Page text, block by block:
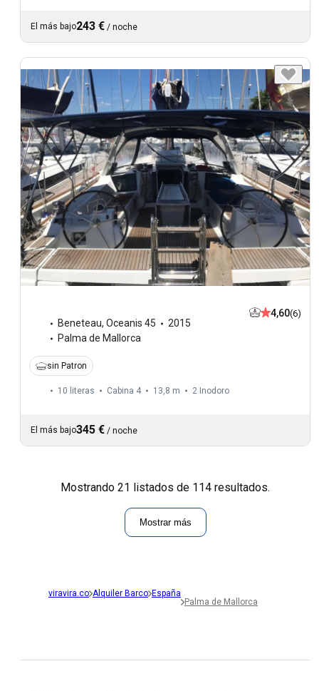
El más bajo243 € / noche
Beneteau, Oceanis 45
2015
Palma de Mallorca
4,60(6)
sin Patron
10 literas Cabina 4 13,8 m 2 Inodoro
El más bajo345 € / noche
Mostrando 21 listados de 114 resultados.
Mostrar más
viravira.co Alquiler Barco España
Palma de Mallorca